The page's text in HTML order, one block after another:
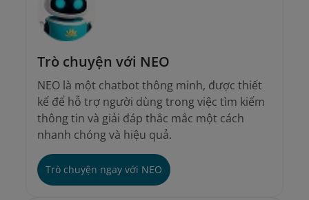
Trò chuyện với NEO
NEO là một chatbot thông minh, được thiết
kế để hỗ trợ người dùng trong việc tìm kiếm
thông tin và giải đáp thắc mắc một cách
nhanh chóng và hiệu quả.
Trò chuyện ngay với NEO